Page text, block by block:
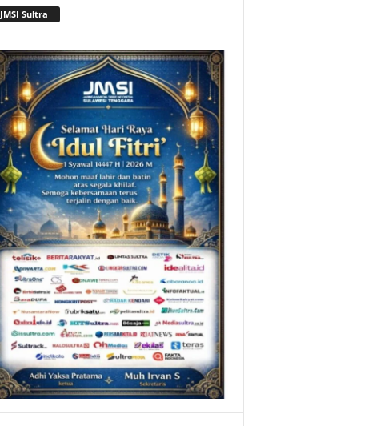
JMSI Sultra